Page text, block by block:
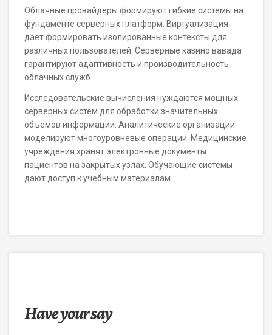
Облачные провайдеры формируют гибкие системы на
фундаменте серверных платформ. Виртуализация
дает формировать изолированные контексты для
различных пользователей. Серверные казино вавада
гарантируют адаптивность и производительность
облачных служб.
Исследовательские вычисления нуждаются мощных
серверных систем для обработки значительных
объемов информации. Аналитические организации
моделируют многоуровневые операции. Медицинские
учреждения хранят электронные документы
пациентов на закрытых узлах. Обучающие системы
дают доступ к учебным материалам.
Have your say